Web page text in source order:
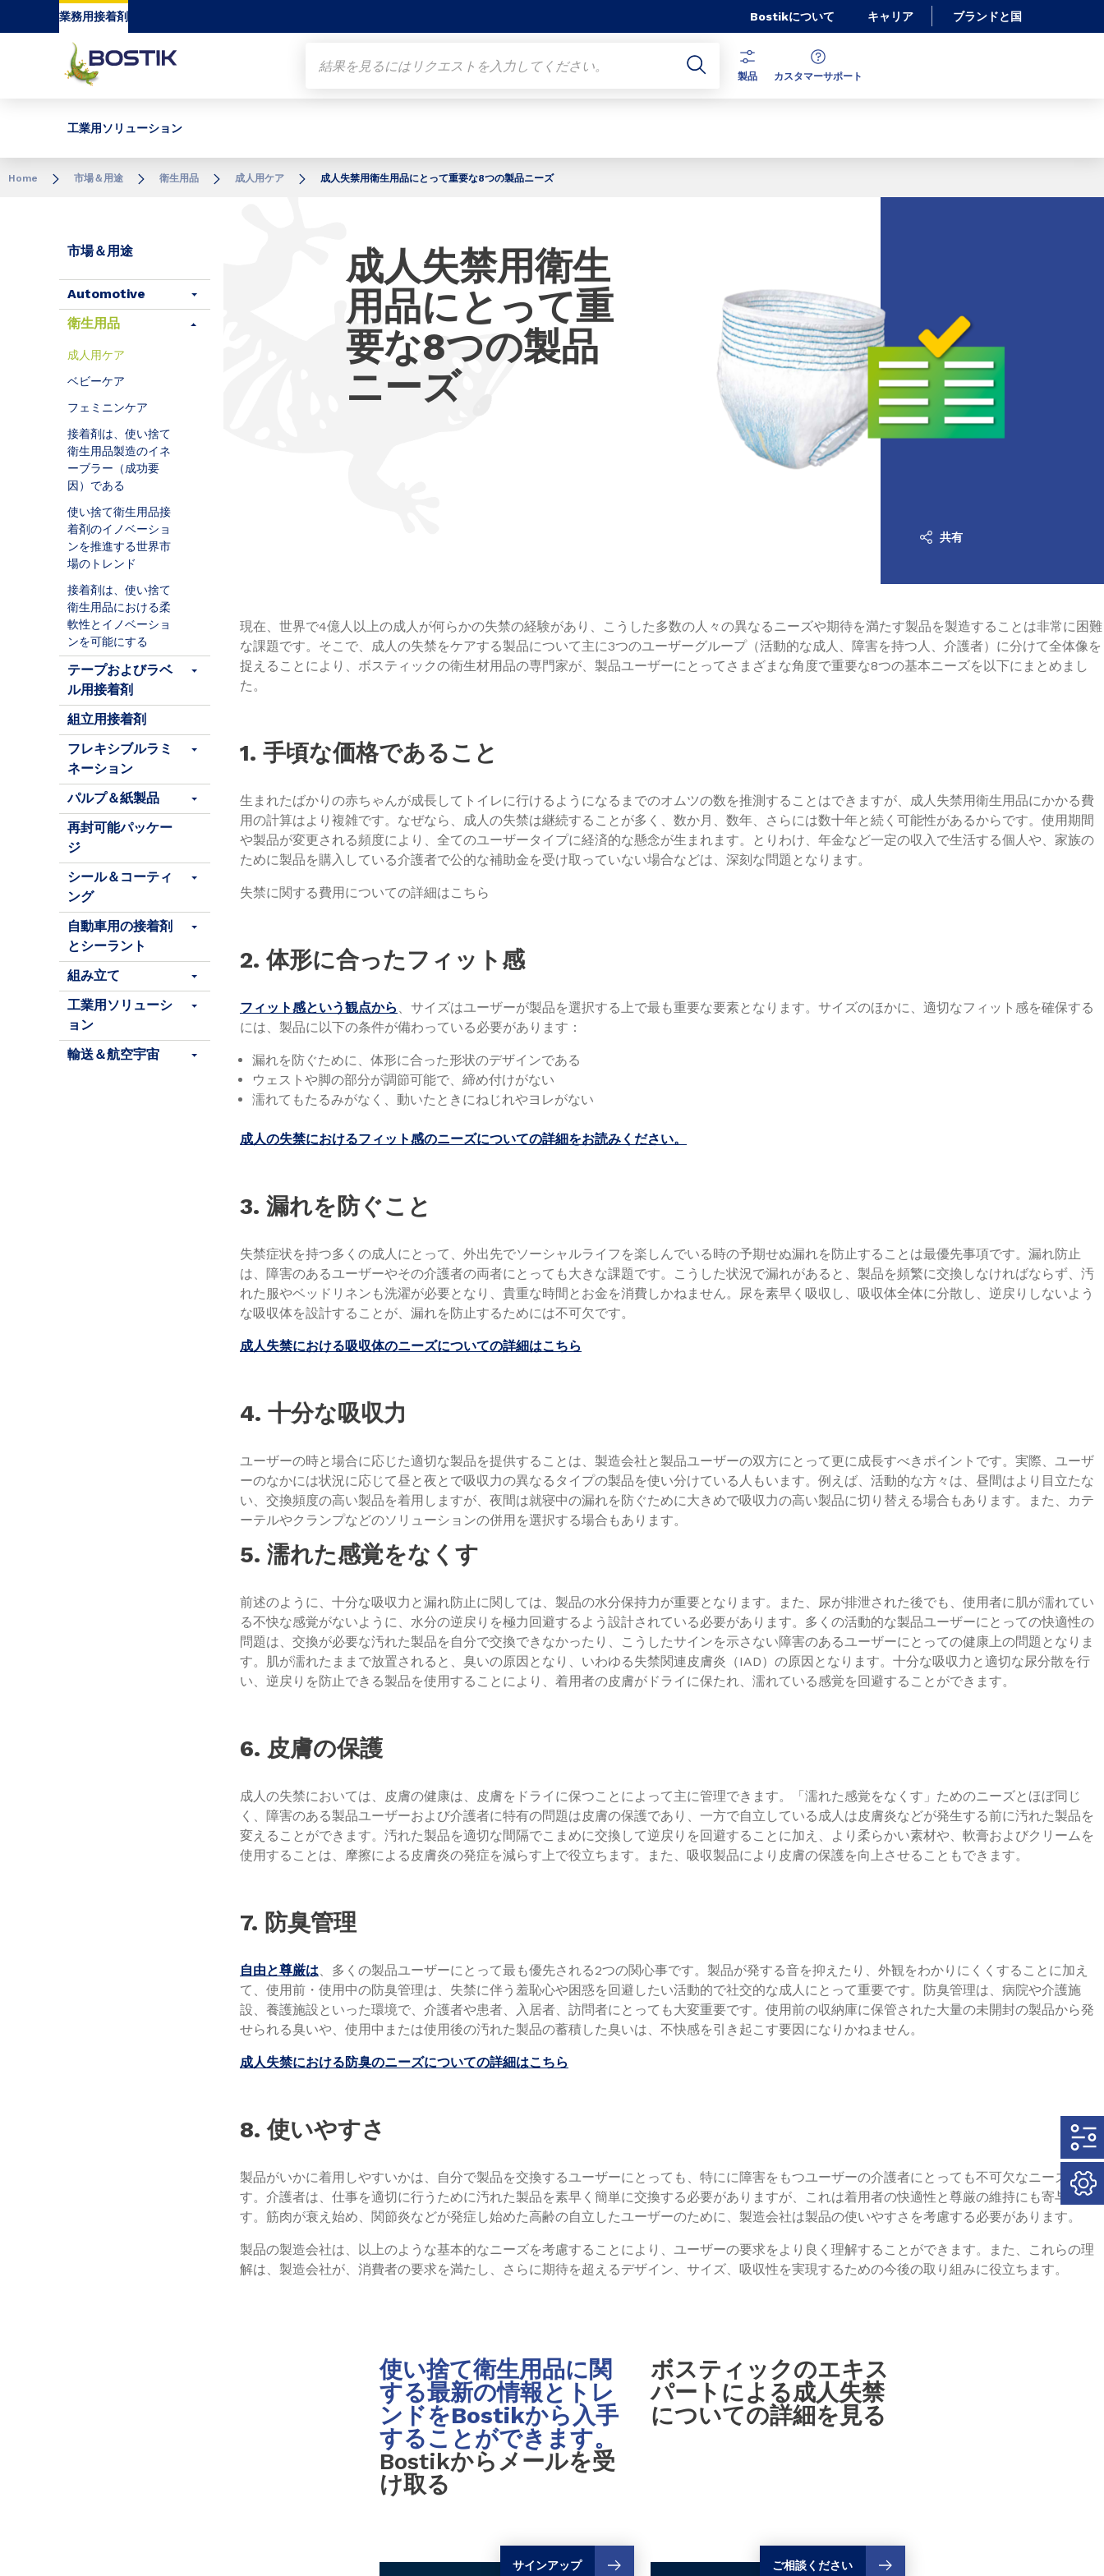
Go to content Go to navigation
業務用接着剤 Bostikについて キャリア ブランドと国
工業用ソリューション
製品 カスタマーサポート
Home 市場＆用途 衛生用品 成人用ケア 成人失禁用衛生用品にとって重要な8つの製品ニーズ
市場＆用途
Automotive
衛生用品
成人用ケア
ベビーケア
フェミニンケア
接着剤は、使い捨て
衛生用品製造のイネ
ーブラー（成功要
因）である
使い捨て衛生用品接
着剤のイノベーショ
ンを推進する世界市
場のトレンド
接着剤は、使い捨て
衛生用品における柔
軟性とイノベーショ
ンを可能にする
テープおよびラベ
ル用接着剤
組立用接着剤
フレキシブルラミ
ネーション
パルプ＆紙製品
再封可能パッケー
ジ
シール＆コーティ
ング
自動車用の接着剤
とシーラント
組み立て
工業用ソリューシ
ョン
輸送＆航空宇宙
成人失禁用衛生
用品にとって重
要な8つの製品
ニーズ
共有
現在、世界で4億人以上の成人が何らかの失禁の経験があり、こうした多数の人々の異なるニーズや期待を満たす製品を製造することは非常に困難
な課題です。そこで、成人の失禁をケアする製品について主に3つのユーザーグループ（活動的な成人、障害を持つ人、介護者）に分けて全体像を
捉えることにより、ボスティックの衛生材用品の専門家が、製品ユーザーにとってさまざまな角度で重要な8つの基本ニーズを以下にまとめまし
た。
1. 手頃な価格であること
生まれたばかりの赤ちゃんが成長してトイレに行けるようになるまでのオムツの数を推測することはできますが、成人失禁用衛生用品にかかる費
用の計算はより複雑です。なぜなら、成人の失禁は継続することが多く、数か月、数年、さらには数十年と続く可能性があるからです。使用期間
や製品が変更される頻度により、全てのユーザータイプに経済的な懸念が生まれます。とりわけ、年金など一定の収入で生活する個人や、家族の
ために製品を購入している介護者で公的な補助金を受け取っていない場合などは、深刻な問題となります。
失禁に関する費用についての詳細はこちら
2. 体形に合ったフィット感
フィット感という観点から 、サイズはユーザーが製品を選択する上で最も重要な要素となります。サイズのほかに、適切なフィット感を確保する
には、製品に以下の条件が備わっている必要があります：
漏れを防ぐために、体形に合った形状のデザインである
ウェストや脚の部分が調節可能で、締め付けがない
濡れてもたるみがなく、動いたときにねじれやヨレがない
成人の失禁におけるフィット感のニーズについての詳細をお読みください。
3. 漏れを防ぐこと
失禁症状を持つ多くの成人にとって、外出先でソーシャルライフを楽しんでいる時の予期せぬ漏れを防止することは最優先事項です。漏れ防止
は、障害のあるユーザーやその介護者の両者にとっても大きな課題です。こうした状況で漏れがあると、製品を頻繁に交換しなければならず、汚
れた服やベッドリネンも洗濯が必要となり、貴重な時間とお金を消費しかねません。尿を素早く吸収し、吸収体全体に分散し、逆戻りしないよう
な吸収体を設計することが、漏れを防止するためには不可欠です。
成人失禁における吸収体のニーズについての詳細はこちら
4. 十分な吸収力
ユーザーの時と場合に応じた適切な製品を提供することは、製造会社と製品ユーザーの双方にとって更に成長すべきポイントです。実際、ユーザ
ーのなかには状況に応じて昼と夜とで吸収力の異なるタイプの製品を使い分けている人もいます。例えば、活動的な方々は、昼間はより目立たな
い、交換頻度の高い製品を着用しますが、夜間は就寝中の漏れを防ぐために大きめで吸収力の高い製品に切り替える場合もあります。また、カテ
ーテルやクランプなどのソリューションの併用を選択する場合もあります。
5. 濡れた感覚をなくす
前述のように、十分な吸収力と漏れ防止に関しては、製品の水分保持力が重要となります。また、尿が排泄された後でも、使用者に肌が濡れてい
る不快な感覚がないように、水分の逆戻りを極力回避するよう設計されている必要があります。多くの活動的な製品ユーザーにとっての快適性の
問題は、交換が必要な汚れた製品を自分で交換できなかったり、こうしたサインを示さない障害のあるユーザーにとっての健康上の問題となりま
す。肌が濡れたままで放置されると、臭いの原因となり、いわゆる失禁関連皮膚炎（IAD）の原因となります。十分な吸収力と適切な尿分散を行
い、逆戻りを防止できる製品を使用することにより、着用者の皮膚がドライに保たれ、濡れている感覚を回避することができます。
6. 皮膚の保護
成人の失禁においては、皮膚の健康は、皮膚をドライに保つことによって主に管理できます。「濡れた感覚をなくす」ためのニーズとほぼ同じ
く、障害のある製品ユーザーおよび介護者に特有の問題は皮膚の保護であり、一方で自立している成人は皮膚炎などが発生する前に汚れた製品を
変えることができます。汚れた製品を適切な間隔でこまめに交換して逆戻りを回避することに加え、より柔らかい素材や、軟膏およびクリームを
使用することは、摩擦による皮膚炎の発症を減らす上で役立ちます。また、吸収製品により皮膚の保護を向上させることもできます。
7. 防臭管理
自由と尊厳は、多くの製品ユーザーにとって最も優先される2つの関心事です。製品が発する音を抑えたり、外観をわかりにくくすることに加え
て、使用前・使用中の防臭管理は、失禁に伴う羞恥心や困惑を回避したい活動的で社交的な成人にとって重要です。防臭管理は、病院や介護施
設、養護施設といった環境で、介護者や患者、入居者、訪問者にとっても大変重要です。使用前の収納庫に保管された大量の未開封の製品から発
せられる臭いや、使用中または使用後の汚れた製品の蓄積した臭いは、不快感を引き起こす要因になりかねません。
成人失禁における防臭のニーズについての詳細はこちら
8. 使いやすさ
製品がいかに着用しやすいかは、自分で製品を交換するユーザーにとっても、特にに障害をもつユーザーの介護者にとっても不可欠なニーズで
す。介護者は、仕事を適切に行うために汚れた製品を素早く簡単に交換する必要がありますが、これは着用者の快適性と尊厳の維持にも寄与しま
す。筋肉が衰え始め、関節炎などが発症し始めた高齢の自立したユーザーのために、製造会社は製品の使いやすさを考慮する必要があります。
製品の製造会社は、以上のような基本的なニーズを考慮することにより、ユーザーの要求をより良く理解することができます。また、これらの理
解は、製造会社が、消費者の要求を満たし、さらに期待を超えるデザイン、サイズ、吸収性を実現するための今後の取り組みに役立ちます。
使い捨て衛生用品に関
する最新の情報とトレ
ンドをBostikから入手
することができます。
Bostikからメールを受
け取る
サインアップ
ボスティックのエキス
パートによる成人失禁
についての詳細を見る
ご相談ください